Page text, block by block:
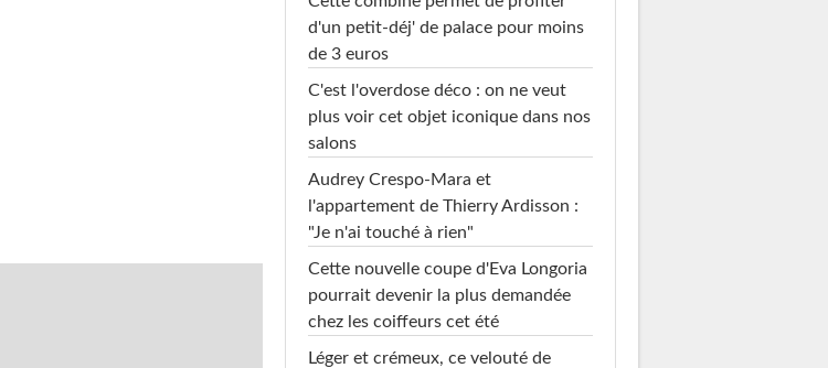
d'un petit-déj' de palace pour moins
de 3 euros
C'est l'overdose déco : on ne veut
plus voir cet objet iconique dans nos
salons
Audrey Crespo-Mara et
l'appartement de Thierry Ardisson :
"Je n'ai touché à rien"
Cette nouvelle coupe d'Eva Longoria
pourrait devenir la plus demandée
chez les coiffeurs cet été
Léger et crémeux, ce velouté de